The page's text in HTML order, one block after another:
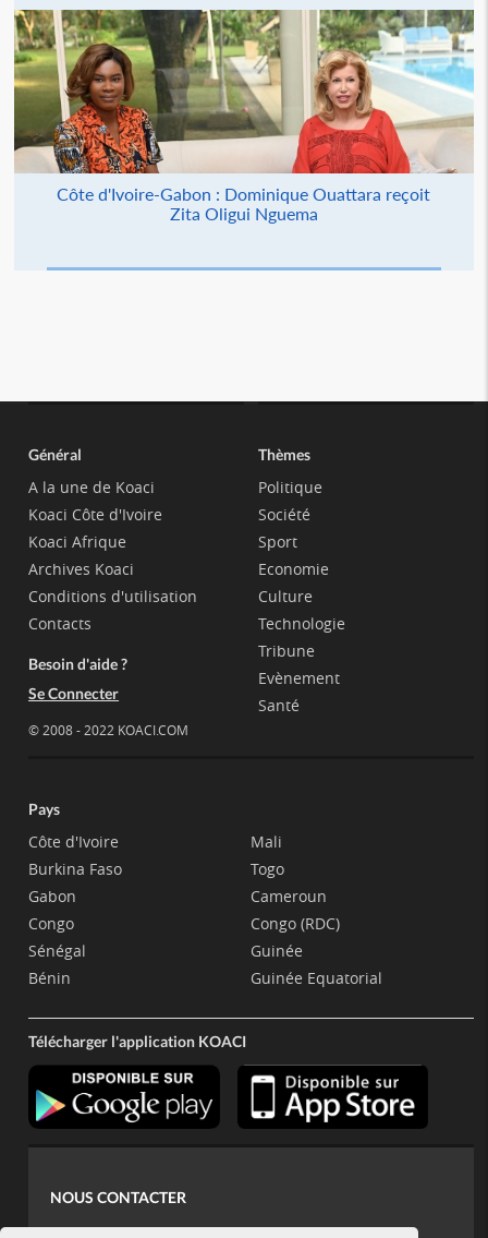
Côte d'Ivoire-Gabon : Dominique Ouattara reçoit
Zita Oligui Nguema
Général
A la une de Koaci
Koaci Côte d'Ivoire
Koaci Afrique
Archives Koaci
Conditions d'utilisation
Contacts
Besoin d'aide ?
Se Connecter
© 2008 - 2022 KOACI.COM
Thèmes
Politique
Société
Sport
Economie
Culture
Technologie
Tribune
Evènement
Santé
Pays
Côte d'Ivoire
Burkina Faso
Gabon
Congo
Sénégal
Bénin
Mali
Togo
Cameroun
Congo (RDC)
Guinée
Guinée Equatorial
Télécharger l'application KOACI
NOUS CONTACTER